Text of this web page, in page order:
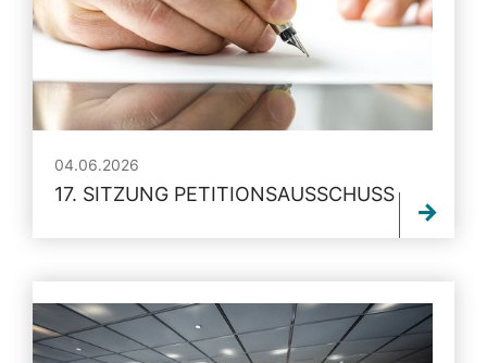
04.06.2026
17. SITZUNG PETITIONSAUSSCHUSS